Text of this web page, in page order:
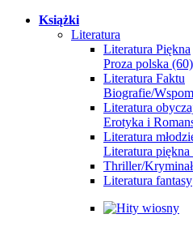
Książki
Literatura
Literatura Piękna
Proza polska (60)
Literatura Faktu
Biografie/
Literatura
Erotyka i
Literatura
Literatura piękna
Thriller/
Literatura fantasy